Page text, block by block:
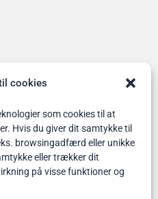
cookies
som cookies til at
Hvis du giver dit samtykke til
browsingadfærd eller unikke
eller trækker dit
på visse funktioner og